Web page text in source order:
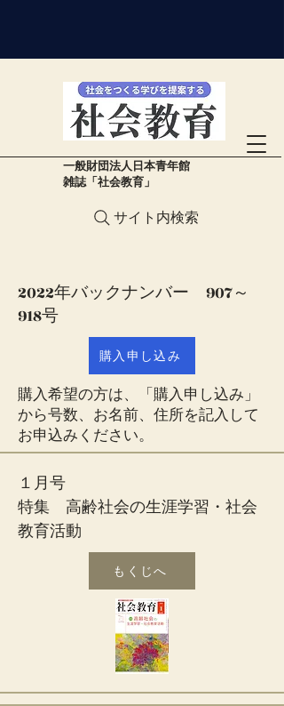
​一般財団法人日本青年館
雑誌「社会教育」
サイト内検索
​2022年バックナンバー 907～
918号
購入申し込み
​購入希望の方は、「購入申し込み」
から号数、お名前、住所を記入して
お申込みください。
１月号
特集 高齢社会の生涯学習・社会
教育活動
もくじへ